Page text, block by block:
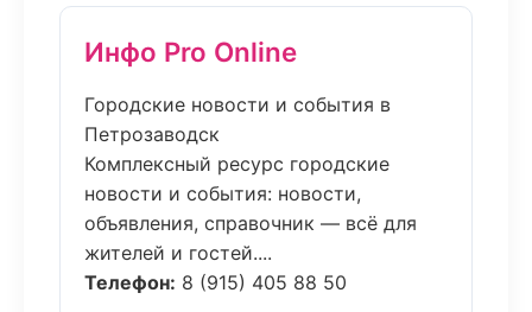
Инфо Pro Online
Городские новости и события в
Петрозаводск
Комплексный ресурс городские
новости и события: новости,
объявления, справочник — всё для
жителей и гостей....
Телефон: 8 (915) 405 88 50